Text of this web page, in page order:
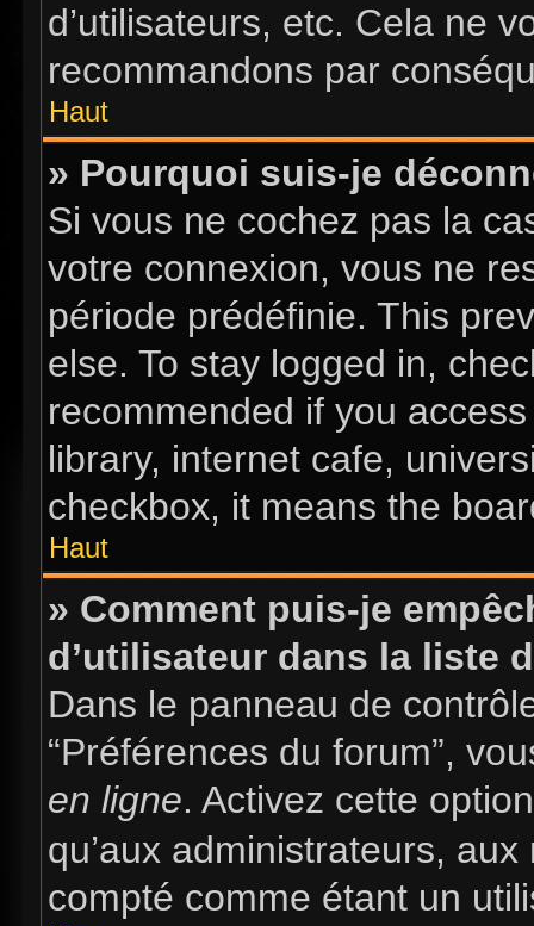
d’utilisateurs, etc. Cela ne
recommandons par
Haut
» Pourquoi suis-je
Si vous ne cochez pas la
votre connexion, vous ne
période prédéfinie. This
else. To stay logged in,
recommended if you
library, internet cafe,
checkbox, it means the
Haut
» Comment puis-je
d’utilisateur dans la liste
Dans le panneau de
“Préférences du forum”,
en ligne. Activez cette
qu’aux administrateurs,
compté comme étant un